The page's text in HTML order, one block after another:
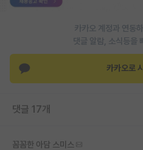
재팬라운지 🌸
카카오 계정과 연동
댓글 알람, 소식등을
카카오로
댓글 17개
꼼꼼한 아담 스미스